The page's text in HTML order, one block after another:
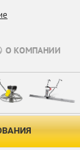
О КОМПАНИИ